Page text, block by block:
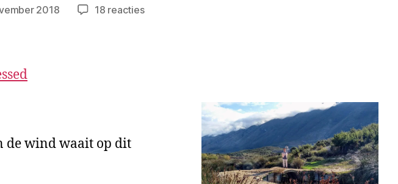
2018 18 reacties
de wind waait op dit